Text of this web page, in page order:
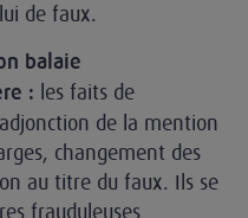
de faux.
balaie
: les faits de
de la mention
changement des
au titre du faux. Ils se
frauduleuses